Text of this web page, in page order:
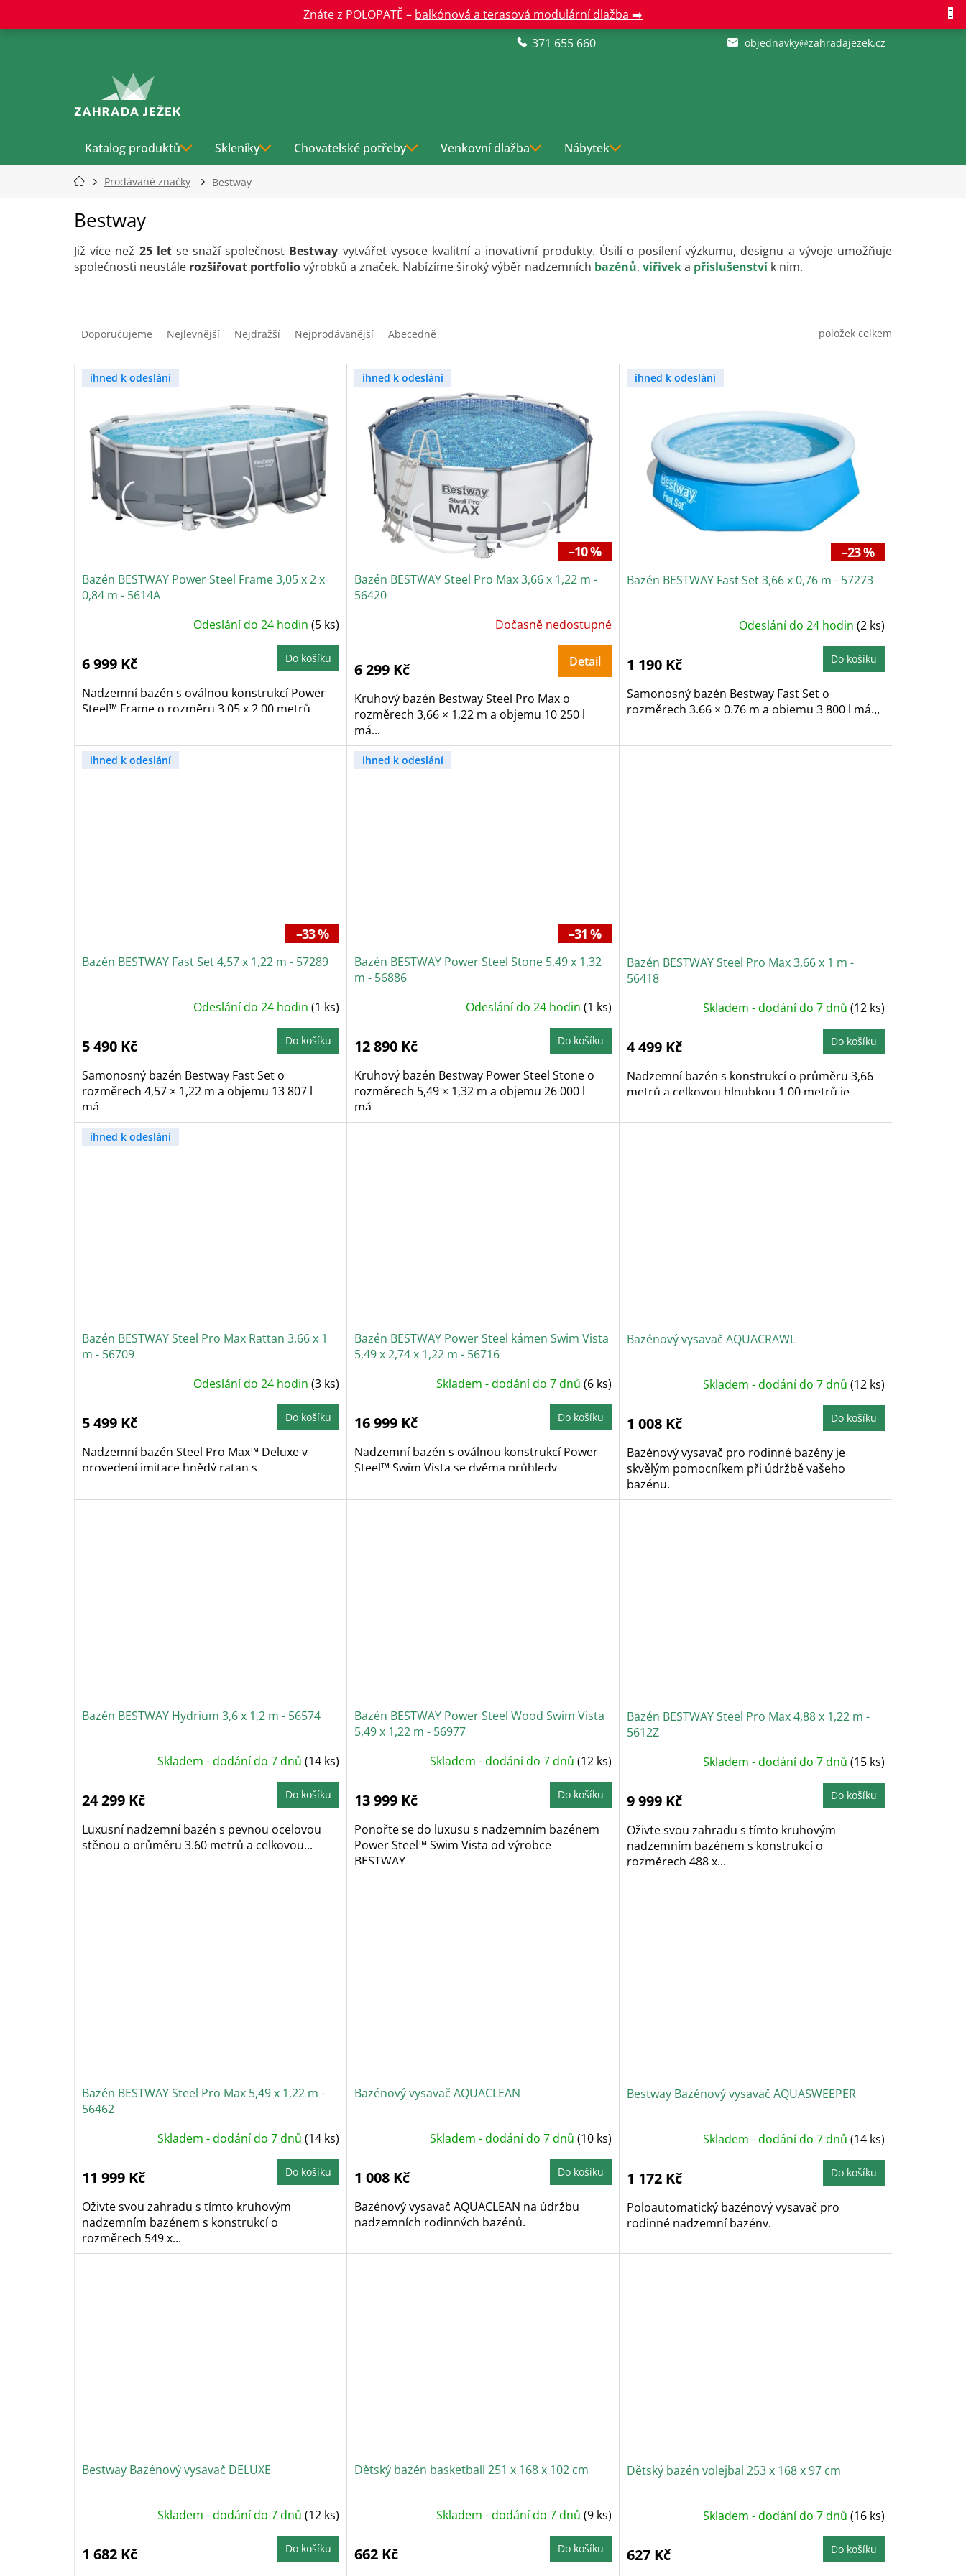
obsah
Znáte z POLOPATĚ – balkónová a terasová modulární dlažba ➡️
371 655 660
objednavky@zahradajezek.cz
Katalog produktů Skleníky Chovatelské potřeby Venkovní dlažba Nábytek
Prodávané značky Bestway
Bestway
Již více než 25 letse snaží společnost Bestway vytvářet vysoce kvalitní a inovativní produkty. Úsilí o posílení výzkumu, designu a vývoje umožňuje
společnosti neustále rozšiřovat portfoliovýrobků a značek. Nabízíme široký výběr nadzemních bazénů, vířiveka příslušenstvík nim.
e
Doporučujeme Nejlevnější Nejdražší Nejprodávanější Abecedně položek celkem
V
ihned k odeslání
Bazén BESTWAY Power Steel Frame 3,05 x 2 x
0,84 m - 5614A
Odeslání do 24 hodin (5 ks)
6 999 Kč Do košíku
Nadzemní bazén s oválnou konstrukcí Power
Steel™ Frame o rozměru 3,05 x 2,00 metrů...
ihned k odeslání
–10 %
Bazén BESTWAY Steel Pro Max 3,66 x 1,22 m -
56420
Dočasně nedostupné
6 299 Kč Detail
Kruhový bazén Bestway Steel Pro Max o
rozměrech 3,66 × 1,22 m a objemu 10 250 l
má...
ihned k odeslání
–23 %
Bazén BESTWAY Fast Set 3,66 x 0,76 m - 57273
5,0
z
hvězdiček.
Odeslání do 24 hodin (2 ks)
1 190 Kč Do košíku
Samonosný bazén Bestway Fast Set o
rozměrech 3,66 × 0,76 m a objemu 3 800 l má...
ihned k odeslání
–33 %
Bazén BESTWAY Fast Set 4,57 x 1,22 m - 57289
Odeslání do 24 hodin (1 ks)
5 490 Kč Do košíku
Samonosný bazén Bestway Fast Set o
rozměrech 4,57 × 1,22 m a objemu 13 807 l
má...
ihned k odeslání
–31 %
Bazén BESTWAY Power Steel Stone 5,49 x 1,32
m - 56886
Odeslání do 24 hodin (1 ks)
12 890 Kč Do košíku
Kruhový bazén Bestway Power Steel Stone o
rozměrech 5,49 × 1,32 m a objemu 26 000 l
má...
Bazén BESTWAY Steel Pro Max 3,66 x 1 m -
56418
Skladem - dodání do 7 dnů (12 ks)
4 499 Kč Do košíku
Nadzemní bazén s konstrukcí o průměru 3,66
metrů a celkovou hloubkou 1,00 metrů je...
ihned k odeslání
Bazén BESTWAY Steel Pro Max Rattan 3,66 x 1
m - 56709
Odeslání do 24 hodin (3 ks)
5 499 Kč Do košíku
Nadzemní bazén Steel Pro Max™ Deluxe v
provedení imitace hnědý ratan s...
Bazén BESTWAY Power Steel kámen Swim Vista
5,49 x 2,74 x 1,22 m - 56716
Skladem - dodání do 7 dnů (6 ks)
16 999 Kč Do košíku
Nadzemní bazén s oválnou konstrukcí Power
Steel™ Swim Vista se dvěma průhledy...
Bazénový vysavač AQUACRAWL
Skladem - dodání do 7 dnů (12 ks)
1 008 Kč Do košíku
Bazénový vysavač pro rodinné bazény je
skvělým pomocníkem při údržbě vašeho
bazénu.
Bazén BESTWAY Hydrium 3,6 x 1,2 m - 56574
Skladem - dodání do 7 dnů (14 ks)
24 299 Kč Do košíku
Luxusní nadzemní bazén s pevnou ocelovou
stěnou o průměru 3,60 metrů a celkovou...
Bazén BESTWAY Power Steel Wood Swim Vista
5,49 x 1,22 m - 56977
Skladem - dodání do 7 dnů (12 ks)
13 999 Kč Do košíku
Ponořte se do luxusu s nadzemním bazénem
Power Steel™ Swim Vista od výrobce
BESTWAY,...
Bazén BESTWAY Steel Pro Max 4,88 x 1,22 m -
5612Z
Skladem - dodání do 7 dnů (15 ks)
9 999 Kč Do košíku
Oživte svou zahradu s tímto kruhovým
nadzemním bazénem s konstrukcí o
rozměrech 488 x...
Bazén BESTWAY Steel Pro Max 5,49 x 1,22 m -
56462
Skladem - dodání do 7 dnů (14 ks)
11 999 Kč Do košíku
Oživte svou zahradu s tímto kruhovým
nadzemním bazénem s konstrukcí o
rozměrech 549 x...
Bazénový vysavač AQUACLEAN
Skladem - dodání do 7 dnů (10 ks)
1 008 Kč Do košíku
Bazénový vysavač AQUACLEAN na údržbu
nadzemních rodinných bazénů.
Bestway Bazénový vysavač AQUASWEEPER
Skladem - dodání do 7 dnů (14 ks)
1 172 Kč Do košíku
Poloautomatický bazénový vysavač pro
rodinné nadzemní bazény.
Bestway Bazénový vysavač DELUXE
Skladem - dodání do 7 dnů (12 ks)
1 682 Kč Do košíku
Dětský bazén basketball 251 x 168 x 102 cm
Skladem - dodání do 7 dnů (9 ks)
662 Kč Do košíku
Dětský bazén volejbal 253 x 168 x 97 cm
Skladem - dodání do 7 dnů (16 ks)
627 Kč Do košíku